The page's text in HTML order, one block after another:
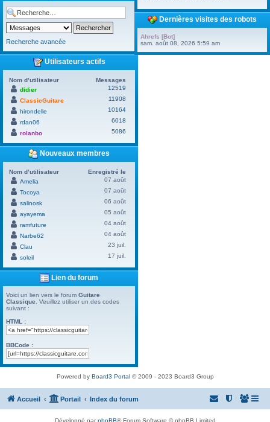
Recherche avancée
Utilisateurs actifs
Nom d’utilisateur
Messages
didier
12519
ClassicGuitare
11908
hirondelle
10164
rdan06
6018
rolanbo
5086
Nouveaux membres
Nom d’utilisateur
Enregistré le
Amelia
07 août
Tocoya
07 août
salinosk
06 août
ayayema
05 août
ramfuture
04 août
Narbe62
04 août
Clau
23 juil.
soleil
17 juil.
Lien du forum
Voici un lien vers le forum Guitare
Classique . Veuillez utiliser un des codes
suivant :
HTML :
BBCode :
Dernières visites des robots
Ahrefs [Bot]
sam. août 08, 2026 5:59 am
Powered by Board3 Portal© 2009 - 2023 Board3 Group
Accueil Portail Index du forum
Développé parphpBB® Forum Software © phpBB Limited